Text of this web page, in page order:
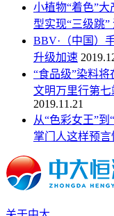
小植物“着色”
型实现“三级跳”
BBV·（中国）
升级加速
“食品级”染料
文明万里行第
2019.11.21
从“色彩女王”
掌门人这样预